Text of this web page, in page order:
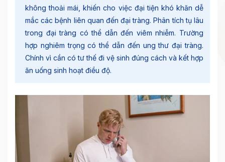
không thoải mái, khiến cho việc đại tiện khó khăn dễ
mắc các bệnh liên quan đến đại tràng. Phân tích tụ lâu
trong đại tràng có thể dẫn đến viêm nhiễm. Trường
hợp nghiêm trọng có thể dẫn đến ung thư đại tràng.
Chính vì cần có tư thế đi vệ sinh đúng cách và kết hợp
ăn uống sinh hoạt điều độ.